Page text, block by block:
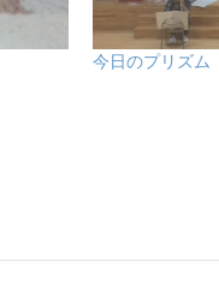
今日のプリズム